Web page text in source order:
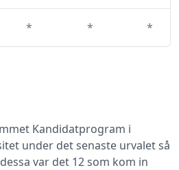
* * *
Kandidatprogram i
under det senaste urvalet så
var det 12som kom in